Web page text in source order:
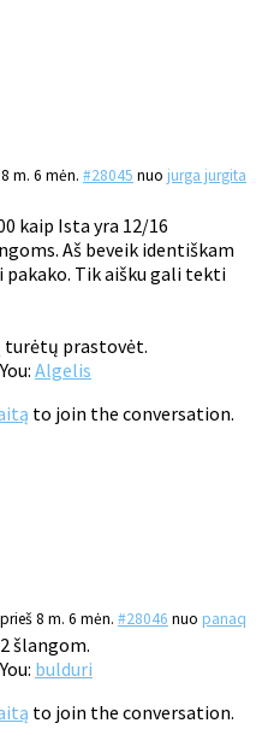
m. 6 mėn. #28045 nuo jurga jurgita
kaip Ista yra 12/16
Aš beveik identiškam
Tik aišku gali tekti
turėtų prastovėt.
Algelis
to join the conversation.
prieš 8 m. 6 mėn. #28046 nuo panaq
šlangom.
bulduri
to join the conversation.